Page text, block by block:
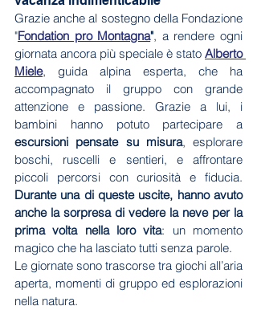
Grazie anche al sostegno della Fondazione
"Fondation pro Montagna", a rendere ogni
giornata ancora più speciale è stato Alberto
Miele, guida alpina esperta, che ha
accompagnato il gruppo con grande
attenzione e passione. Grazie a lui, i
escursioni pensate su misura, esplorare
boschi, ruscelli e sentieri, e affrontare
Durante una di queste uscite, hanno avuto
anche la sorpresa di vedere la neve per la
prima volta nella loro vita: un momento
magico che ha lasciato tutti senza parole.
Le giornate sono trascorse tra giochi all’aria
aperta, momenti di gruppo ed esplorazioni
nella natura.